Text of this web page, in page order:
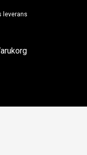
leverans